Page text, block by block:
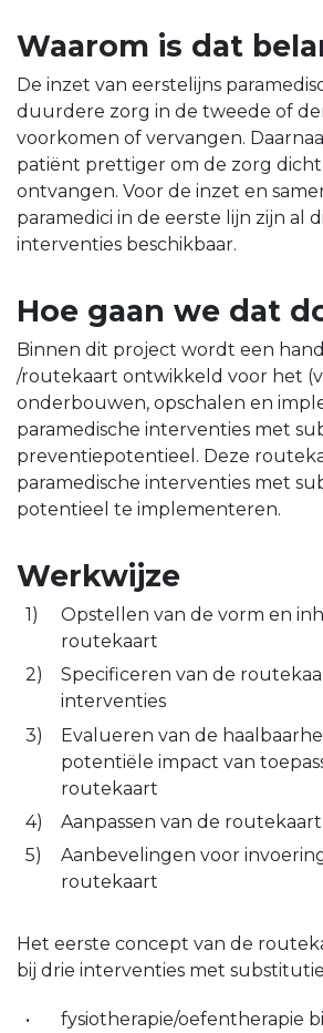
Waarom is dat
De inzet van eerstelijns
duurdere zorg in de tweede of
voorkomen of vervangen.
patiënt prettiger om de zorg dicht
ontvangen. Voor de inzet en
paramedici in de eerste lijn zijn al
interventies beschikbaar.
Hoe gaan we dat
Binnen dit project wordt een
/routekaart ontwikkeld voor het
onderbouwen, opschalen en
paramedische interventies met
preventiepotentieel. Deze
paramedische interventies met
potentieel te implementeren.
Werkwijze
Opstellen van de vorm en
routekaart
Specificeren van de
interventies
Evalueren van de
potentiële impact van
routekaart
Aanpassen van de routekaart
Aanbevelingen voor
routekaart
Het eerste concept van de
bij drie interventies met
fysiotherapie/oefentherapie